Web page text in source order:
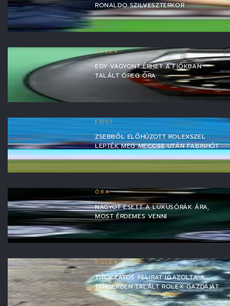
RONALDO SZILVESZTERKOR
ROLEX
EGY VAGYONT ÉRHET A FIÓKBAN
TALÁLT ÖREG ÓRA
FOCI
ZSEBBŐL ELŐHÚZOTT ROLEXSZEL
LEPTÉK MEG MECCSE UTÁN FABINHÓT
ÓRA
NAGYOT ESETT A LUXUSÓRÁK ÁRA,
MOST ÉRDEMES VENNI
ROLEX
TITOKZATOS FELIRAT IGAZOLTA A
TENGERBEN TALÁLT ROLEX GAZDÁJÁT